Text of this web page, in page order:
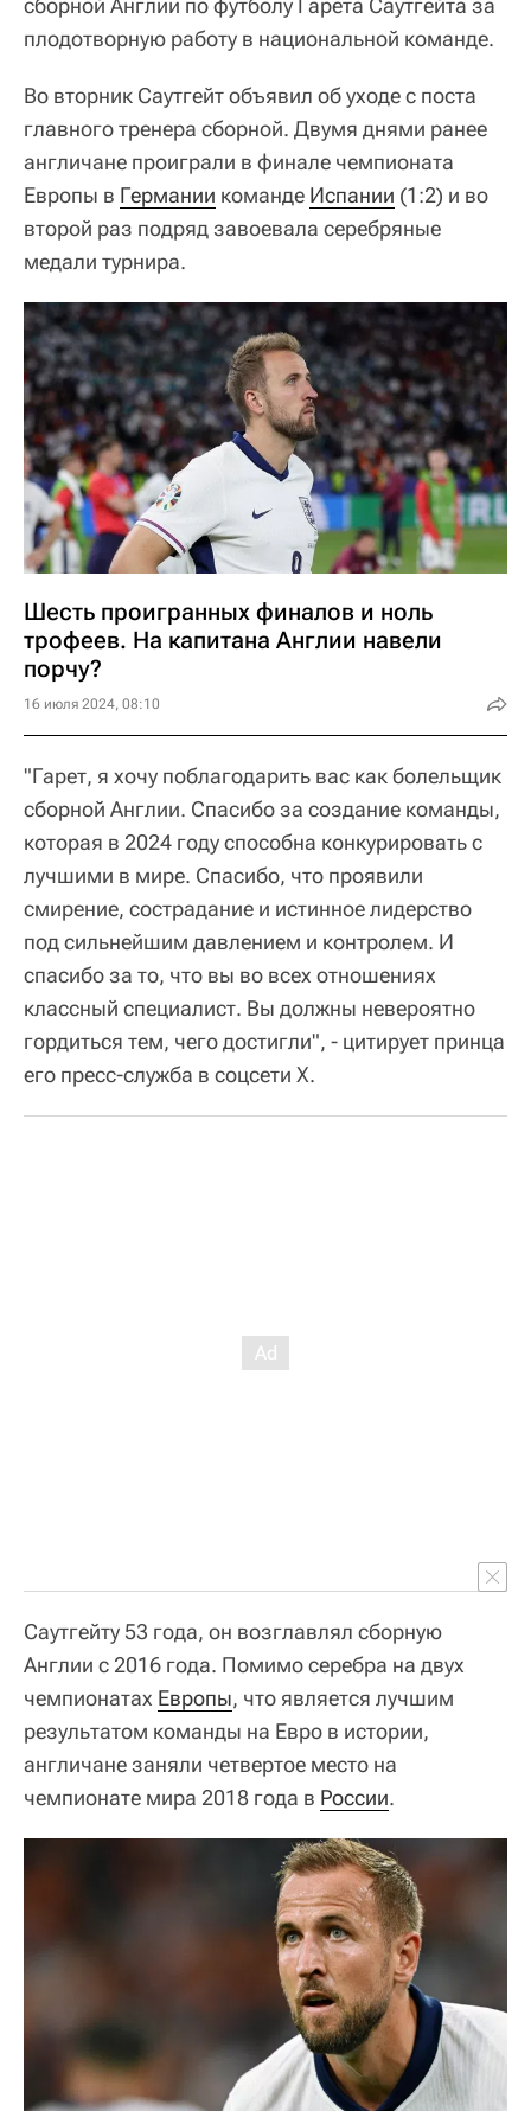
сборной Англии по футболу Гарета Саутгейта за
плодотворную работу в национальной команде.
Во вторник Саутгейт объявил об уходе с поста
главного тренера сборной. Двумя днями ранее
англичане проиграли в финале чемпионата
Европы в Германии команде Испании (1:2) и во
второй раз подряд завоевала серебряные
медали турнира.
Шесть проигранных финалов и ноль
трофеев. На капитана Англии навели
порчу?
16 июля 2024, 08:10
"Гарет, я хочу поблагодарить вас как болельщик
сборной Англии. Спасибо за создание команды,
которая в 2024 году способна конкурировать с
лучшими в мире. Спасибо, что проявили
смирение, сострадание и истинное лидерство
под сильнейшим давлением и контролем. И
спасибо за то, что вы во всех отношениях
классный специалист. Вы должны невероятно
гордиться тем, чего достигли", - цитирует принца
его пресс-служба в соцсети Х.
Саутгейту 53 года, он возглавлял сборную
Англии с 2016 года. Помимо серебра на двух
чемпионатах Европы, что является лучшим
результатом команды на Евро в истории,
англичане заняли четвертое место на
чемпионате мира 2018 года в России.